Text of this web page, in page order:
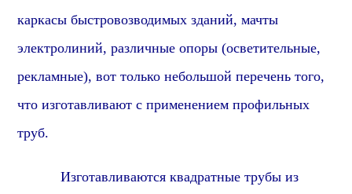
каркасы быстровозводимых зданий, мачты
электролиний, различные опоры (осветительные,
рекламные), вот только небольшой перечень того,
что изготавливают с применением профильных
труб.
Изготавливаются квадратные трубы из